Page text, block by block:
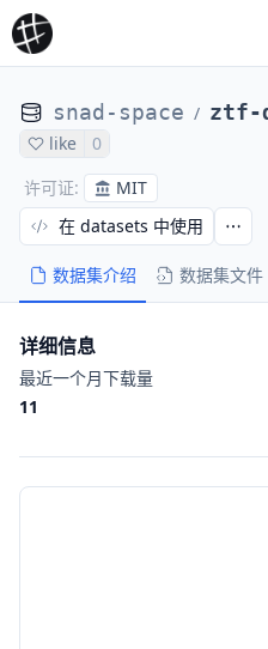
snad-space /
like
0
许可证: MIT
数据集介绍 数据集文件
在 datasets 中使用
详细信息
最近一个月下载量
11